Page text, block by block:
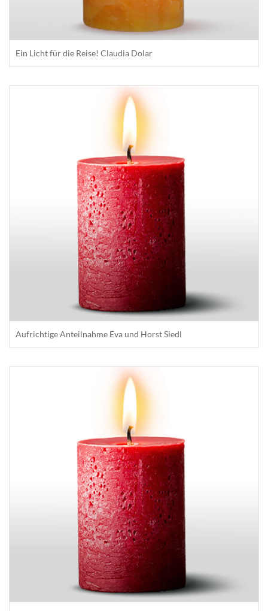
Ein Licht für die Reise! Claudia Dolar
Aufrichtige Anteilnahme Eva und Horst Siedl